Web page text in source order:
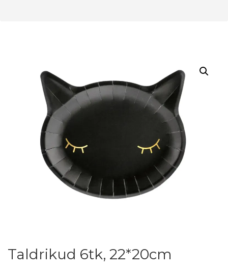
Taldrikud 6tk, 22*20cm